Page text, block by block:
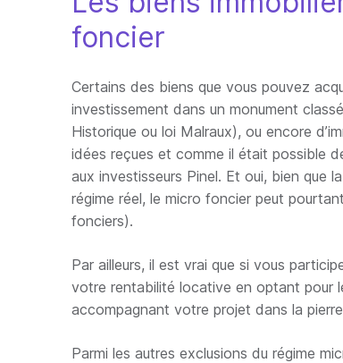
foncier
Certains des biens que vous pouvez
investissement dans un monument
Historique ou loi Malraux), ou encore
idées reçues et comme il était possible
aux investisseurs Pinel. Et oui, bien que
régime réel, le micro foncier peut
fonciers).
Par ailleurs, il est vrai que si vous
votre rentabilité locative en optant pour
accompagnant votre projet dans la
Parmi les autres exclusions du régime